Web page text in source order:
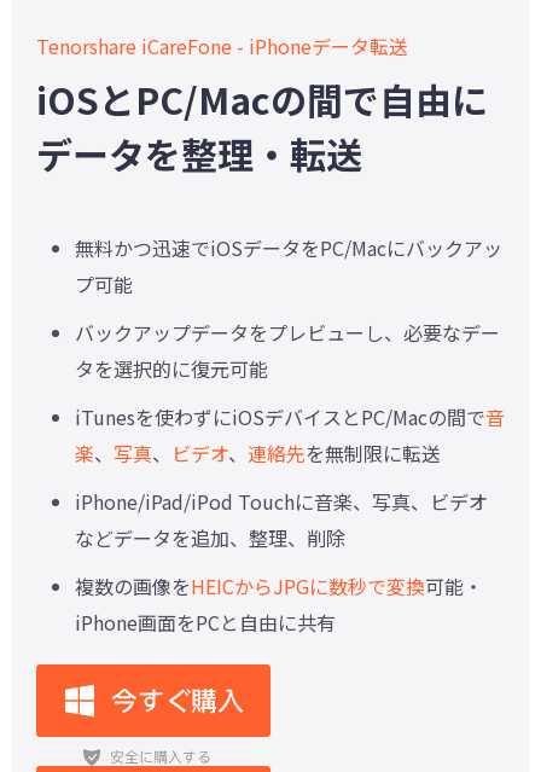
Tenorshare iCareFone - iPhoneデータ転送
iOSとPC/Macの間で自由に
データを整理・転送
無料かつ迅速でiOSデータをPC/Macにバックアッ
プ可能
バックアップデータをプレビューし、必要なデー
タを選択的に復元可能
iTunesを使わずにiOSデバイスとPC/Macの間で音
楽、 写真、 ビデオ、 連絡先を無制限に転送
iPhone/iPad/iPod Touchに音楽、写真、ビデオ
などデータを追加、整理、削除
複数の画像をHEICからJPGに数秒で変換可能・
iPhone画面をPCと自由に共有